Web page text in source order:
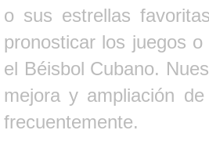
o sus estrellas
pronosticar los juegos
el Béisbol Cubano.
mejora y ampliación
frecuentemente.